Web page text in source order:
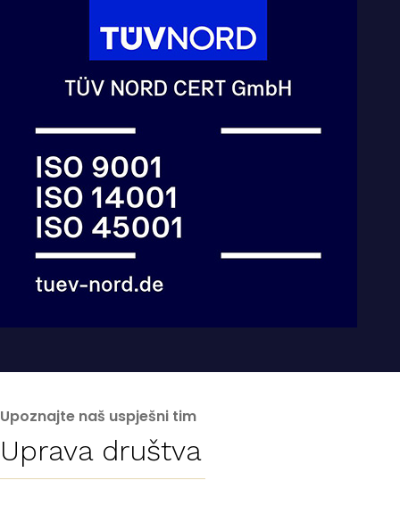
Upoznajte naš uspješni tim
Uprava društva